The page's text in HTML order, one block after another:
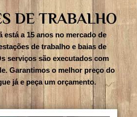
DE TRABALHO
está a 15 anos no mercado de
de trabalho e baias de
serviços são executados com
Garantimos o melhor preço do
já e peça um orçamento.